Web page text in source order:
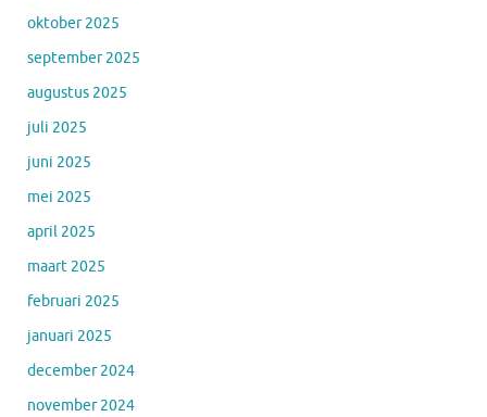
oktober 2025
september 2025
augustus 2025
juli 2025
juni 2025
mei 2025
april 2025
maart 2025
februari 2025
januari 2025
december 2024
november 2024